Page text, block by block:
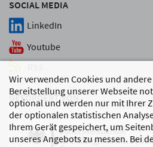
Wir verwenden Cookies und
Bereitstellung unserer Webseite
optional und werden nur mit Ihrer
der optionalen statistischen
Ihrem Gerät gespeichert, um
unseres Angebots zu messen. Bei
SOCIAL MEDIA
LinkedIn
Youtube
GEFÖRDERT VON